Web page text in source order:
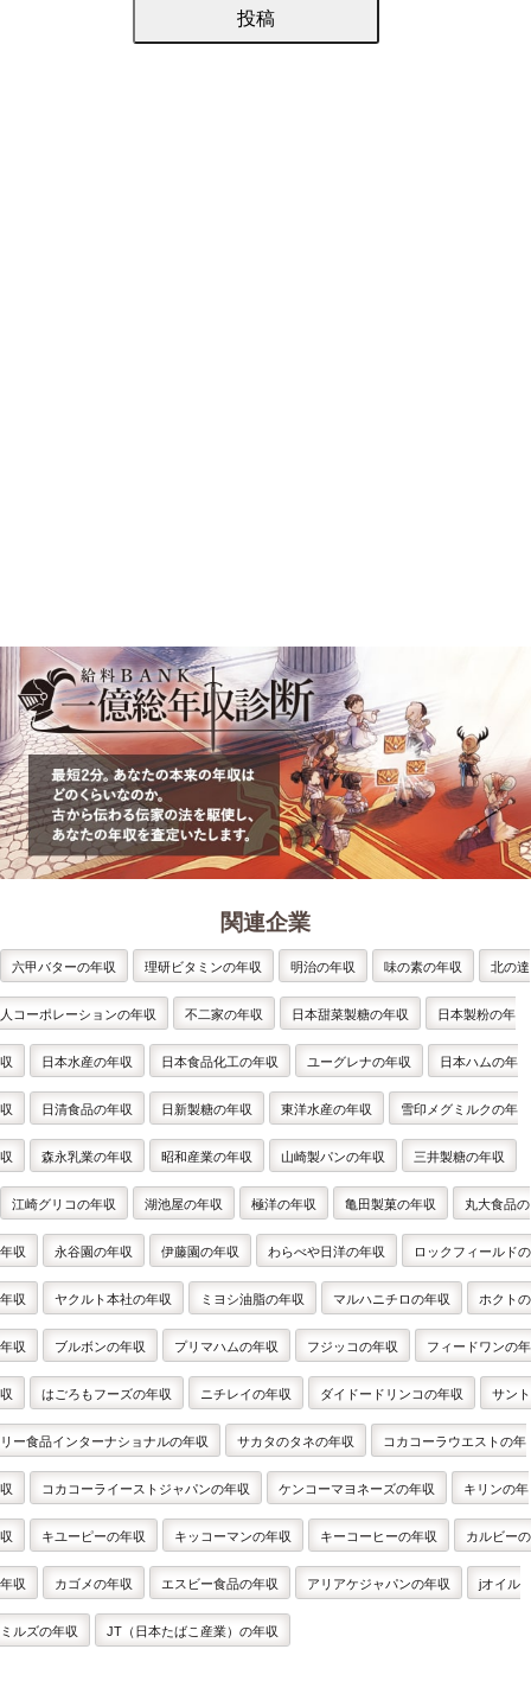
関連企業
六甲バターの年収 理研ビタミンの年収 明治の年収 味の素の年収 北の達
人コーポレーションの年収 不二家の年収 日本甜菜製糖の年収 日本製粉の年
収 日本水産の年収 日本食品化工の年収 ユーグレナの年収 日本ハムの年
収 日清食品の年収 日新製糖の年収 東洋水産の年収 雪印メグミルクの年
収 森永乳業の年収 昭和産業の年収 山崎製パンの年収 三井製糖の年収
江崎グリコの年収 湖池屋の年収 極洋の年収 亀田製菓の年収 丸大食品の
年収 永谷園の年収 伊藤園の年収 わらべや日洋の年収 ロックフィールドの
年収 ヤクルト本社の年収 ミヨシ油脂の年収 マルハニチロの年収 ホクトの
年収 ブルボンの年収 プリマハムの年収 フジッコの年収 フィードワンの年
収 はごろもフーズの年収 ニチレイの年収 ダイドードリンコの年収 サント
リー食品インターナショナルの年収 サカタのタネの年収 コカコーラウエストの年
収 コカコーライーストジャパンの年収 ケンコーマヨネーズの年収 キリンの年
収 キユーピーの年収 キッコーマンの年収 キーコーヒーの年収 カルビーの
年収 カゴメの年収 エスビー食品の年収 アリアケジャパンの年収 jオイル
ミルズの年収 JT（日本たばこ産業）の年収